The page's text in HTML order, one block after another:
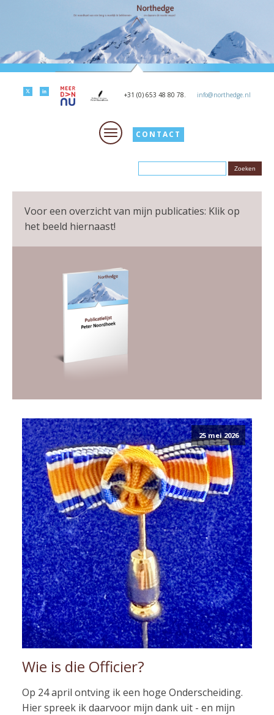
+31 (0) 653 48 80 78. info@northedge.nl
CONTACT
Voor een overzicht van mijn publicaties: Klik op
het beeld hiernaast!
25 mei 2026
Wie is die Officier?
Op 24 april ontving ik een hoge Onderscheiding.
Hier spreek ik daarvoor mijn dank uit - en mijn